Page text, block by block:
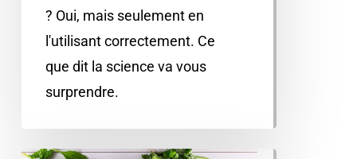
? Oui, mais seulement en
l'utilisant correctement. Ce
que dit la science va vous
surprendre.